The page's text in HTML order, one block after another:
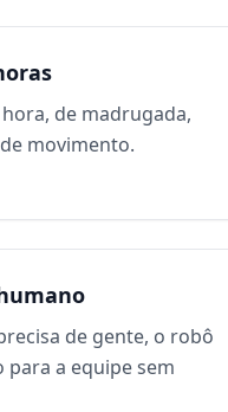
de madrugada,
movimento.
de gente, o robô
a equipe sem